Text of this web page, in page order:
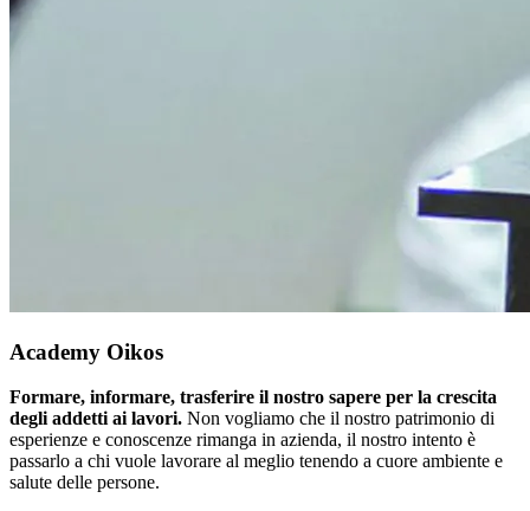
Academy Oikos
Formare, informare, trasferire il nostro sapere per la crescita
degli addetti ai lavori. Non vogliamo che il nostro patrimonio di
esperienze e conoscenze rimanga in azienda, il nostro intento è
passarlo a chi vuole lavorare al meglio tenendo a cuore ambiente e
salute delle persone.